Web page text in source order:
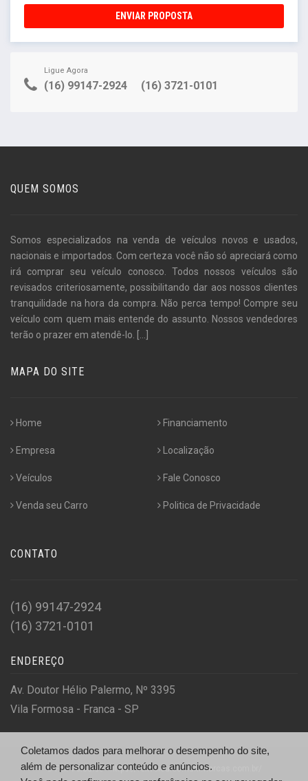
ENVIAR PROPOSTA
Ligue Agora
(16) 99147-2924 (16) 3721-0101
QUEM SOMOS
Somos especializados na venda de veículos novos e usados,
nacionais e importados. Com certeza você não só apreciará como
irá comprar seu veículo conosco. Todos nossos veículos são
revisados criteriosamente, possibilitando dar aos nossos clientes
tranquilidade na hora da compra. Não perca tempo! Compre seu
veículo com quem mais entende do assunto. Nossos vendedores
terão o prazer em atendê-lo. [...]
MAPA DO SITE
Home
Empresa
Veículos
Venda seu Carro
Financiamento
Localização
Fale Conosco
Politica de Privacidade
CONTATO
(16) 99147-2924
(16) 3721-0101
ENDEREÇO
Av. Doutor Hélio Palermo, Nº 3395
Vila Formosa - Franca - SP
© Fox Veículos - https://foxveiculosmultimarcas.com.br/
Coletamos dados para melhorar o desempenho do site,
além de personalizar conteúdo e anúncios.